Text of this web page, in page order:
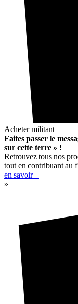
Acheter militant
Faites passer le
sur cette terre » !
Retrouvez tous nos
tout en contribuant au
en savoir +
»